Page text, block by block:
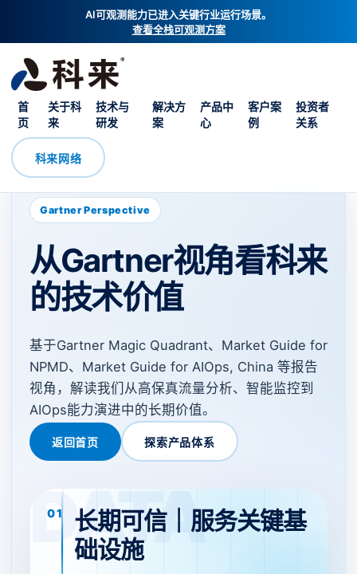
AI可观测能力已进入关键行业运行场景。
查看全栈可观测方案
首
页
关于科
来
技术与
研发
解决方
案
产品中
心
客户案
例
投资者
关系
科来网络
Gartner Perspective
从Gartner视角看科来
的技术价值
基于Gartner Magic Quadrant、Market Guide for
NPMD、Market Guide for AIOps, China 等报告
视角，解读我们从高保真流量分析、智能监控到
AIOps能力演进中的长期价值。
返回首页 探索产品体系
长期可信｜服务关键基
础设施